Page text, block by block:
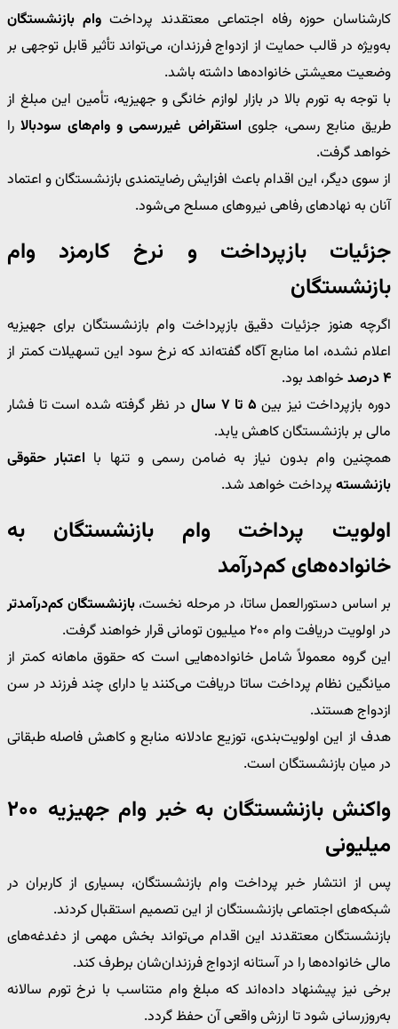
کارشناسان حوزه رفاه اجتماعی معتقدند پرداخت وام بازنشستگان
به‌ویژه در قالب حمایت از ازدواج فرزندان، می‌تواند تأثیر قابل توجهی بر
وضعیت معیشتی خانواده‌ها داشته باشد.
با توجه به تورم بالا در بازار لوازم خانگی و جهیزیه، تأمین این مبلغ از
طریق منابع رسمی، جلوی استقراض غیررسمی و وام‌های سودبالارا
خواهد گرفت.
از سوی دیگر، این اقدام باعث افزایش رضایتمندی بازنشستگان و اعتماد
آنان به نهادهای رفاهی نیروهای مسلح می‌شود.
جزئیات بازپرداخت و نرخ کارمزد وام
بازنشستگان
اگرچه هنوز جزئیات دقیق بازپرداخت وام بازنشستگان برای جهیزیه
اعلام نشده، اما منابع آگاه گفته‌اند که نرخ سود این تسهیلات کمتر از
۴ درصد
خواهد بود.
دوره بازپرداخت نیز بین ۵ تا ۷ سال
در نظر گرفته شده است تا فشار
مالی بر بازنشستگان کاهش یابد.
همچنین وام بدون نیاز به ضامن رسمی و تنها با اعتبار حقوقی
بازنشسته پرداخت خواهد شد.
اولویت پرداخت وام بازنشستگان به
خانواده‌های کم‌درآمد
بر اساس دستورالعمل ساتا، در مرحله نخست،بازنشستگان کم‌درآمدتر
در اولویت دریافت وام ۲۰۰ میلیون تومانی قرار خواهند گرفت.
این گروه معمولاً شامل خانواده‌هایی است که حقوق ماهانه کمتر از
میانگین نظام پرداخت ساتا دریافت می‌کنند یا دارای چند فرزند در سن
ازدواج هستند.
هدف از این اولویت‌بندی، توزیع عادلانه منابع و کاهش فاصله طبقاتی
در میان بازنشستگان است.
واکنش بازنشستگان به خبر وام جهیزیه ۲۰۰
میلیونی
پس از انتشار خبر پرداخت وام بازنشستگان، بسیاری از کاربران در
شبکه‌های اجتماعی بازنشستگان از این تصمیم استقبال کردند.
بازنشستگان معتقدند این اقدام می‌تواند بخش مهمی از دغدغه‌های
مالی خانواده‌ها را در آستانه ازدواج فرزندان‌شان برطرف کند.
برخی نیز پیشنهاد داده‌اند که مبلغ وام متناسب با نرخ تورم سالانه
به‌روزرسانی شود تا ارزش واقعی آن حفظ گردد.